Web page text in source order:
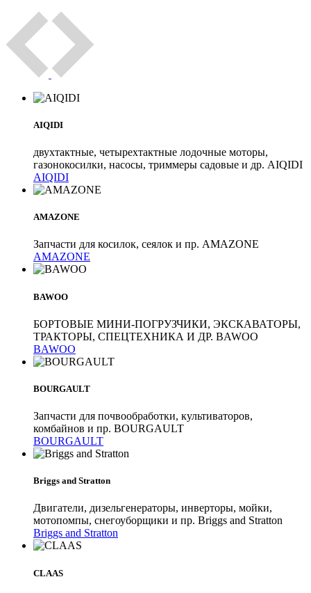
AIQIDI
двухтактные, четырехтактные лодочные моторы,
газонокосилки, насосы, триммеры садовые и др. AIQIDI
AIQIDI
AMAZONE
Запчасти для косилок, сеялок и пр. AMAZONE
AMAZONE
BAWOO
БОРТОВЫЕ МИНИ-ПОГРУЗЧИКИ, ЭКСКАВАТОРЫ,
ТРАКТОРЫ, СПЕЦТЕХНИКА И ДР. BAWOO
BAWOO
BOURGAULT
Запчасти для почвообработки, культиваторов,
комбайнов и пр. BOURGAULT
BOURGAULT
Briggs and Stratton
Двигатели, дизельгенераторы, инверторы, мойки,
мотопомпы, снегоуборщики и пр. Briggs and Stratton
Briggs and Stratton
CLAAS